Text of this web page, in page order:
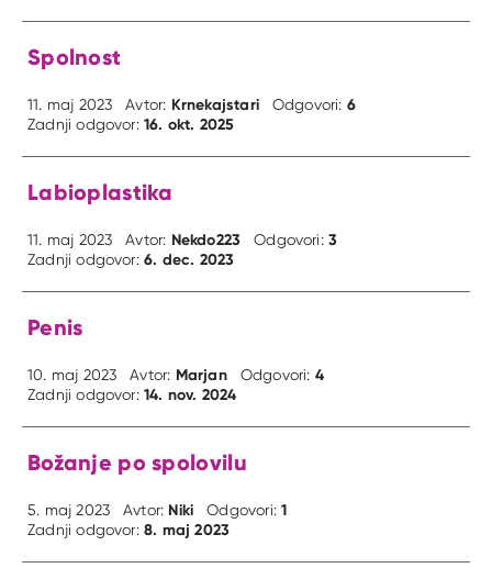
Spolnost
11. maj 2023 Avtor: Krnekajstari Odgovori: 6
Zadnji odgovor:16. okt. 2025
Labioplastika
11. maj 2023 Avtor: Nekdo223 Odgovori:3
Zadnji odgovor:6. dec. 2023
Penis
10. maj 2023 Avtor: Marjan Odgovori: 4
Zadnji odgovor:14. nov. 2024
Božanje po spolovilu
5. maj 2023 Avtor: Niki Odgovori:1
Zadnji odgovor:8. maj 2023